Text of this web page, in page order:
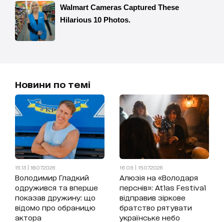
Новини по темі
15:13 | 18.07.2026
Володимир Гладкий
одружився та вперше
показав дружину: що
відомо про обраницю
актора
16:09 | 15.07.2026
Алюзія на «Володаря
перснів»: Atlas Festival
відправив зіркове
братство рятувати
українське небо